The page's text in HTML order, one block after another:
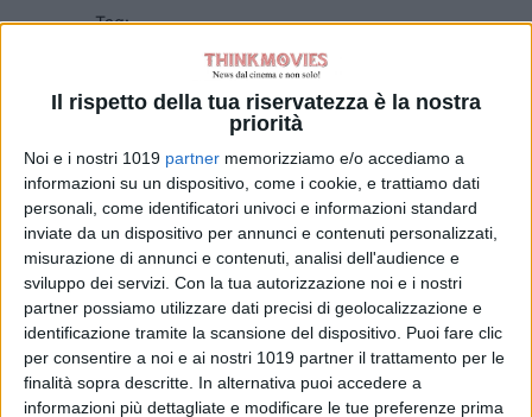
Il rispetto della tua riservatezza è la nostra
priorità
Noi e i nostri 1019 partner memorizziamo e/o accediamo a
informazioni su un dispositivo, come i cookie, e trattiamo dati
personali, come identificatori univoci e informazioni standard
inviate da un dispositivo per annunci e contenuti personalizzati,
misurazione di annunci e contenuti, analisi dell'audience e
sviluppo dei servizi. Con la tua autorizzazione noi e i nostri
partner possiamo utilizzare dati precisi di geolocalizzazione e
identificazione tramite la scansione del dispositivo. Puoi fare clic
per consentire a noi e ai nostri 1019 partner il trattamento per le
finalità sopra descritte. In alternativa puoi accedere a
informazioni più dettagliate e modificare le tue preferenze prima
Tag:
Articoli recenti
Spider-Man:
Brand New Day,
ecco come i ninja
della Mano
richiamano la
Fenice di Jean
Grey
di Emanuela Giuliani
Wildwood – I
segreti del bosco: